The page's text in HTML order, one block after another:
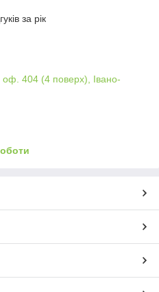
за рік
оф. 404 (4 поверх), Івано-